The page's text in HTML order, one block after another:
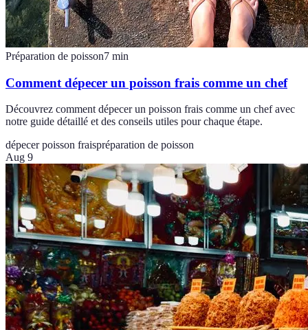
Préparation de poisson7 min
Comment dépecer un poisson frais comme un chef
Découvrez comment dépecer un poisson frais comme un chef avec
notre guide détaillé et des conseils utiles pour chaque étape.
dépecer poisson fraispréparation de poisson
Aug 9